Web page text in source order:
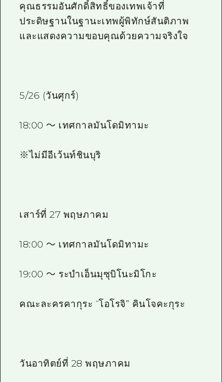
คุณธรรมอันศักดิ์สิทธิ์ของเทพเจ้าที่
ประดิษฐานในฐานะเทพผู้พิทักษ์สันติภาพ
และแสดงความขอบคุณด้วยความจริงใจ
5/26 (วันศุกร์)
18:00 ～ เทศกาลมันโดมิทามะ
※ไม่มีอีเว้นท์ชินบุริ
เสาร์ที่ 27 พฤษภาคม
18:00 ～ เทศกาลมันโดมิทามะ
19:00 ～ ระบำเอ็นมุซุบิโนะมิโกะ
คณะละครคากุระ “โอโรจิ” คินโจคะกุระ
วันอาทิตย์ที่ 28 พฤษภาคม